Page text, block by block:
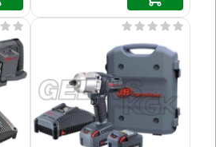
      